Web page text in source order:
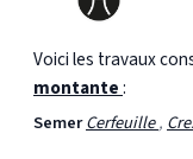
Voici les travaux
montante:
SemerCerfeuille,